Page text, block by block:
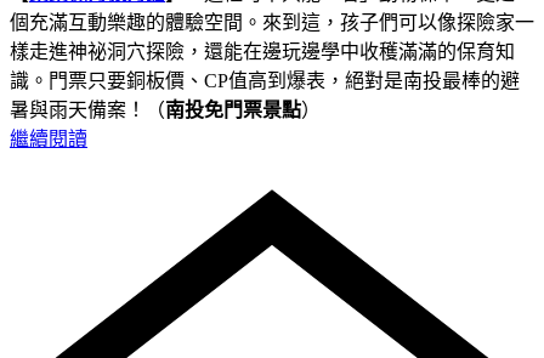
個充滿互動樂趣的體驗空間。來到這，孩子們可以像探險家一
樣走進神祕洞穴探險，還能在邊玩邊學中收穫滿滿的保育知
識。門票只要銅板價、CP值高到爆表，絕對是南投最棒的避
暑與雨天備案！（南投免門票景點）
繼續閱讀